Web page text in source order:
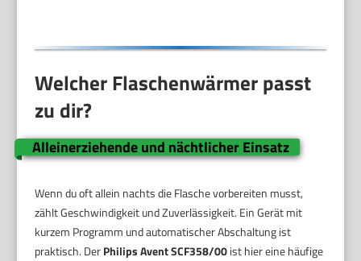
Welcher Flaschenwärmer passt
zu dir?
Alleinerziehende und nächtlicher Einsatz
Wenn du oft allein nachts die Flasche vorbereiten musst,
zählt Geschwindigkeit und Zuverlässigkeit. Ein Gerät mit
kurzem Programm und automatischer Abschaltung ist
praktisch. DerPhilips Avent SCF358/00ist hier eine häufige